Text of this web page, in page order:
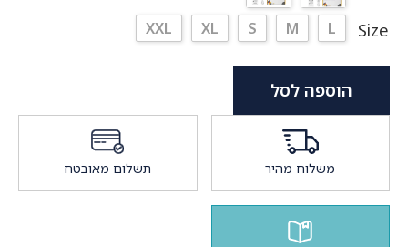
Size
L
M
S
XL
XXL
הוספה לסל
משלוח מהיר תשלום מאובטח